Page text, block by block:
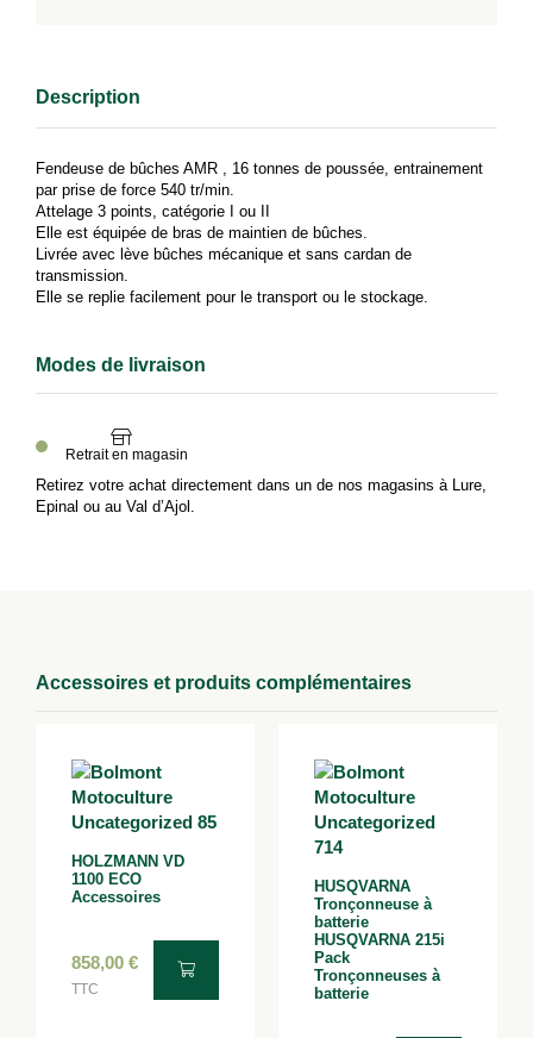
Fendeuse de bûches AMR , 16 tonnes de poussée, entrainement
par prise de force 540 tr/min.
Attelage 3 points, catégorie I ou II
Elle est équipée de bras de maintien de bûches.
Livrée avec lève bûches mécanique et sans cardan de
transmission.
Elle se replie facilement pour le transport ou le stockage.
Modes de livraison
Retrait en magasin
Retirez votre achat directement dans un de nos magasins à Lure,
Epinal ou au Val d’Ajol.
Accessoires et produits complémentaires
HOLZMANN VD
1100 ECO
Accessoires
858,00 €
TTC
HUSQVARNA
Tronçonneuse à
batterie
HUSQVARNA 215i
Pack
Tronçonneuses à
batterie